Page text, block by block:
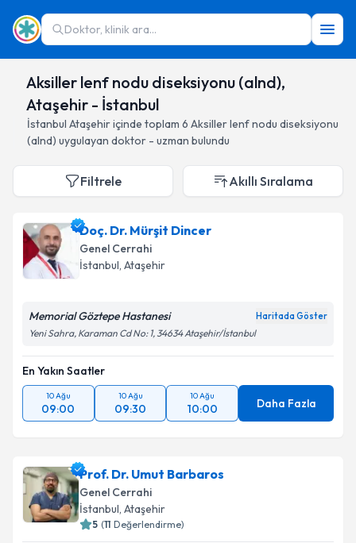
Doktor, klinik ara...
Aksiller lenf nodu diseksiyonu (alnd),
Ataşehir - İstanbul
İstanbul Ataşehiriçinde toplam 6 Aksiller lenf nodu diseksiyonu
(alnd) uygulayan doktor - uzman bulundu
Filtrele Akıllı Sıralama
Doç. Dr. Mürşit Dincer
Genel Cerrahi
İstanbul, Ataşehir
Memorial Göztepe Hastanesi Haritada Göster
Yeni Sahra, Karaman Cd No: 1, 34634 Ataşehir/İstanbul
En Yakın Saatler
10 Ağu
09:00
10 Ağu
09:30
10 Ağu
10:00 Daha Fazla
Prof. Dr. Umut Barbaros
Genel Cerrahi
İstanbul, Ataşehir
5 (11 Değerlendirme)